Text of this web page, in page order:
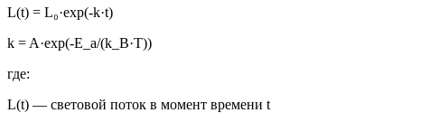
L(t) = L₀·exp(-k·t)
k = A·exp(-E_a/(k_B·T))
где:
L(t) — световой поток в момент времени t